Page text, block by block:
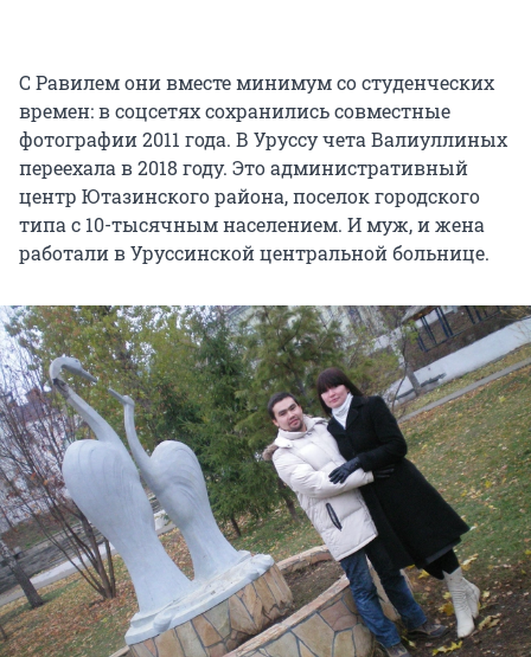
С Равилем они вместе минимум со студенческих
времен: в соцсетях сохранились совместные
фотографии 2011 года. В Уруссу чета Валиуллиных
переехала в 2018 году. Это административный
центр Ютазинского района, поселок городского
типа с 10-тысячным населением. И муж, и жена
работали в Уруссинской центральной больнице.